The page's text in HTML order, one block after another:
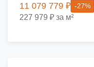
11 079 779 ₽ -27%
227 979 ₽ за м²